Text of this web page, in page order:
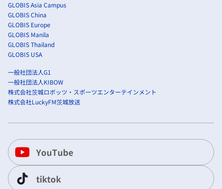
GLOBIS Asia Campus
GLOBIS China
GLOBIS Europe
GLOBIS Manila
GLOBIS Thailand
GLOBIS USA
一般社団法人G1
一般社団法人KIBOW
株式会社茨城ロボッツ・スポーツエンターテインメント
株式会社LuckyFM茨城放送
YouTube
tiktok